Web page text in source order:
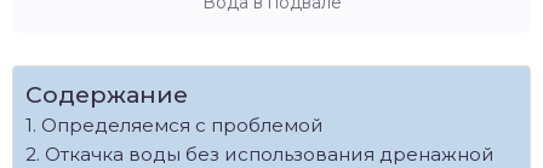
Содержание
Определяемся с проблемой
Откачка воды без использования дренажной